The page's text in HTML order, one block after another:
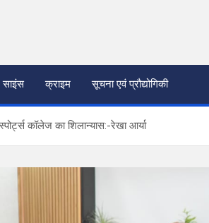
साइंस क्राइम सूचना एवं प्रौद्योगिकी
कॉलेज का शिलान्यास:-रेखा आर्या